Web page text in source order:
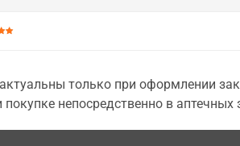
только при оформлении
непосредственно в аптечных